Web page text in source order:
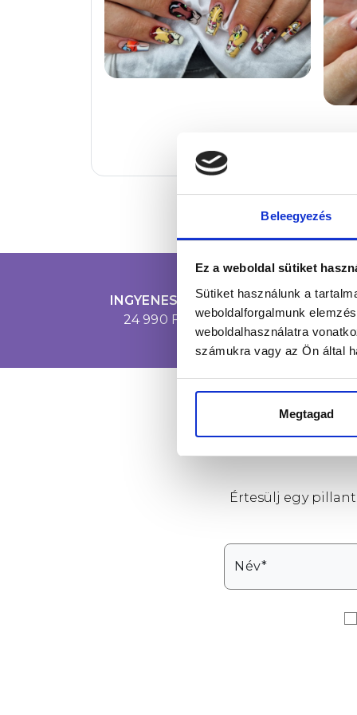
Beleegyezés
Ez a weboldal sütiket
Sütiket használunk a
weboldalforgalmunk
weboldalhasználatra
számukra vagy az Ön által
Megtagad
INGYENES SZÁLLÍTÁS
24 990 FT FELETT
Értesülj egy
Név*